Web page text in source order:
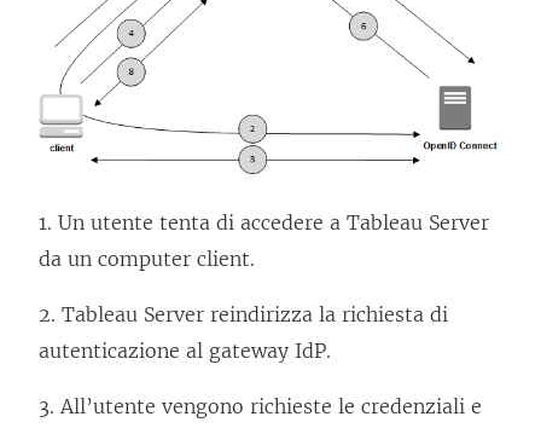
t
i
e
p
1. Un utente tenta di accedere a Tableau Server
da un computer client.
2. Tableau Server reindirizza la richiesta di
autenticazione al gateway IdP.
3. All’utente vengono richieste le credenziali e